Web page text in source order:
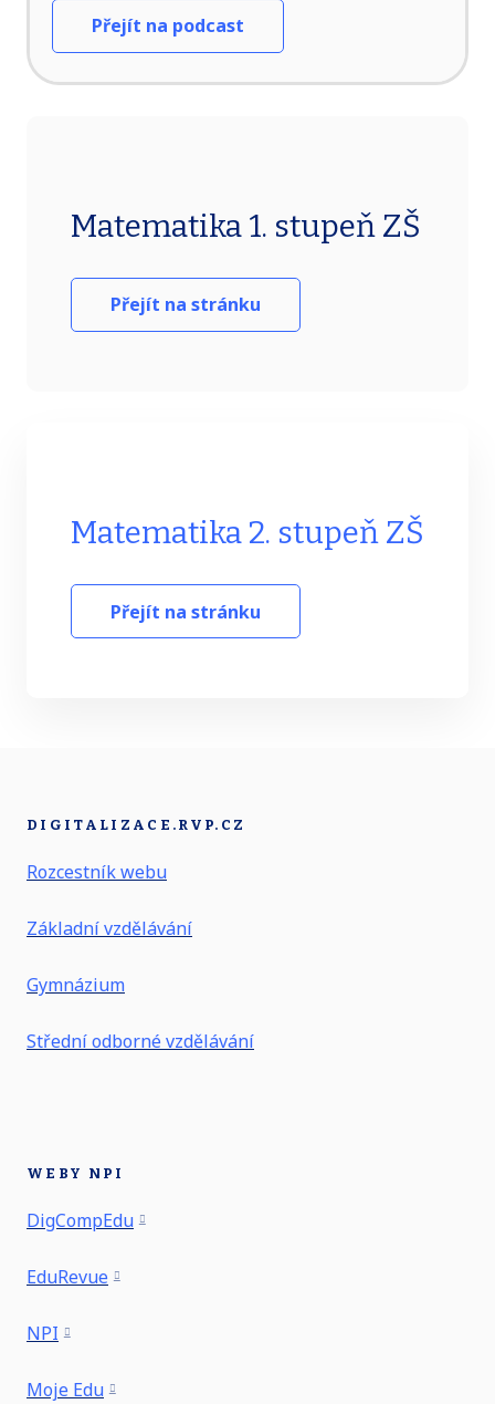
Přejít na podcast
Matematika 1. stupeň ZŠ
Přejít na stránku
Matematika 2. stupeň ZŠ
Přejít na stránku
DIGITALIZACE.RVP.CZ
Rozcestník webu
Základní vzdělávání
Gymnázium
Střední odborné vzdělávání
WEBY NPI
DigCompEdu
EduRevue
NPI
Moje Edu